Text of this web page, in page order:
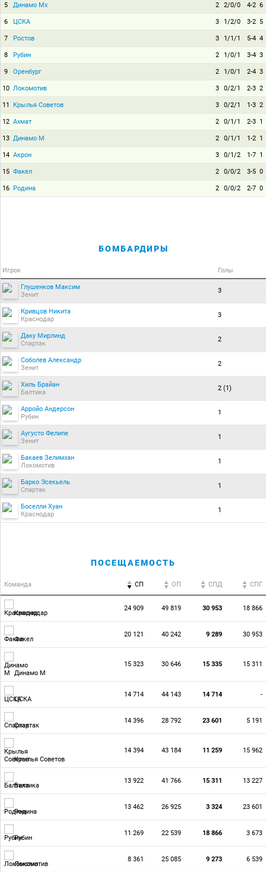
5 Динамо Мх 2 2/0/0 4-2 6
6 ЦСКА 3 1/2/0 3-2 5
7 Ростов 3 1/1/1 5-4 4
8 Рубин 2 1/0/1 3-4 3
9 Оренбург 2 1/0/1 2-4 3
10 Локомотив 3 0/2/1 2-3 2
11 Крылья Советов 3 0/2/1 1-3 2
12 Ахмат 2 0/1/1 2-3 1
13 Динамо М 2 0/1/1 1-2 1
14 Акрон 3 0/1/2 1-7 1
15 Факел 2 0/0/2 3-5 0
16 Родина 2 0/0/2 2-7 0
БОМБАРДИРЫ
Игрок Голы
Глушенков Максим
Зенит
3
Кривцов Никита
Краснодар
3
Даку Мирлинд
Спартак
2
Соболев Александр
Зенит
2
Хиль Брайан
Балтика
2 (1)
Арройо Андерсон
Рубин
1
Аугусто Фелипе
Зенит
1
Бакаев Зелимхан
Локомотив
1
Барко Эсекьель
Спартак
1
Боселли Хуан
Краснодар
1
ПОСЕЩАЕМОСТЬ
Команда СП ОП CПД CПГ
Краснодар
24 909 49 819 30 953 18 866
Факел
20 121 40 242 9 289 30 953
Динамо М
15 323 30 646 15 335 15 311
ЦСКА
14 714 44 143 14 714 -
Спартак
14 396 28 792 23 601 5 191
Крылья Советов
14 394 43 184 11 259 15 962
Балтика
13 922 41 766 15 311 13 227
Родина
13 462 26 925 3 324 23 601
Рубин
11 269 22 539 18 866 3 673
Локомотив
8 361 25 085 9 273 6 539